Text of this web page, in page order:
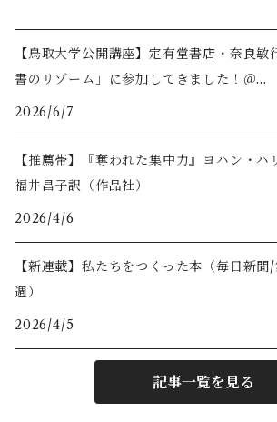
【鳥取大学公開講座】定有堂書店・奈良敏
書のリゾーム」に参加してきました！＠
2026/06/03
2026/6/7
【推薦帯】『奪われた集中力』ヨハン・ハ
福井昌子訳（作品社）
2026/4/6
【新連載】私たちをつくった本（毎日新聞
週）
2026/4/5
記事一覧を見る